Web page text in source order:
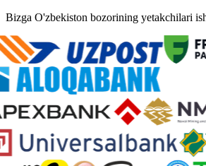
Bizga O'zbekiston bozorining yetakchilari